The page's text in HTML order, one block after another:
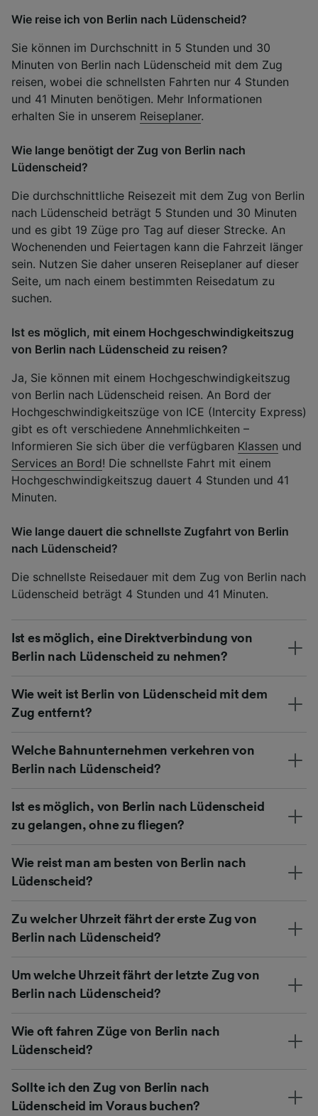
Wie reise ich von Berlin nach Lüdenscheid?
Sie können im Durchschnitt in 5 Stunden und 30
Minuten von Berlin nach Lüdenscheid mit dem Zug
reisen, wobei die schnellsten Fahrten nur 4 Stunden
und 41 Minuten benötigen. Mehr Informationen
erhalten Sie in unserem Reiseplaner.
Wie lange benötigt der Zug von Berlin nach
Lüdenscheid?
Die durchschnittliche Reisezeit mit dem Zug von Berlin
nach Lüdenscheid beträgt 5 Stunden und 30 Minuten
und es gibt 19 Züge pro Tag auf dieser Strecke. An
Wochenenden und Feiertagen kann die Fahrzeit länger
sein. Nutzen Sie daher unseren Reiseplaner auf dieser
Seite, um nach einem bestimmten Reisedatum zu
suchen.
Ist es möglich, mit einem Hochgeschwindigkeitszug
von Berlin nach Lüdenscheid zu reisen?
Ja, Sie können mit einem Hochgeschwindigkeitszug
von Berlin nach Lüdenscheid reisen. An Bord der
Hochgeschwindigkeitszüge von ICE (Intercity Express)
gibt es oft verschiedene Annehmlichkeiten –
Informieren Sie sich über die verfügbaren Klassen und
Services an Bord! Die schnellste Fahrt mit einem
Hochgeschwindigkeitszug dauert 4 Stunden und 41
Minuten.
Wie lange dauert die schnellste Zugfahrt von Berlin
nach Lüdenscheid?
Die schnellste Reisedauer mit dem Zug von Berlin nach
Lüdenscheid beträgt 4 Stunden und 41 Minuten.
Ist es möglich, eine Direktverbindung von
Berlin nach Lüdenscheid zu nehmen?
Wie weit ist Berlin von Lüdenscheid mit dem
Zug entfernt?
Welche Bahnunternehmen verkehren von
Berlin nach Lüdenscheid?
Ist es möglich, von Berlin nach Lüdenscheid
zu gelangen, ohne zu fliegen?
Wie reist man am besten von Berlin nach
Lüdenscheid?
Zu welcher Uhrzeit fährt der erste Zug von
Berlin nach Lüdenscheid?
Um welche Uhrzeit fährt der letzte Zug von
Berlin nach Lüdenscheid?
Wie oft fahren Züge von Berlin nach
Lüdenscheid?
Sollte ich den Zug von Berlin nach
Lüdenscheid im Voraus buchen?